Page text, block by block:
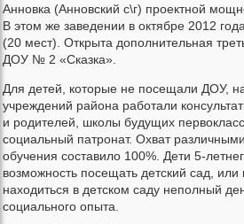
Анновка (Анновский с\г) проектной
В этом же заведении в октябре 2012
(20 мест). Открыта дополнительная
ДОУ № 2 «Сказка».
Для детей, которые не посещали ДОУ,
учреждений района работали
и родителей, школы будущих
социальный патронат. Охват
обучения составило 100%. Дети 5-
возможность посещать детский сад, или
находиться в детском саду неполный
социального опыта.